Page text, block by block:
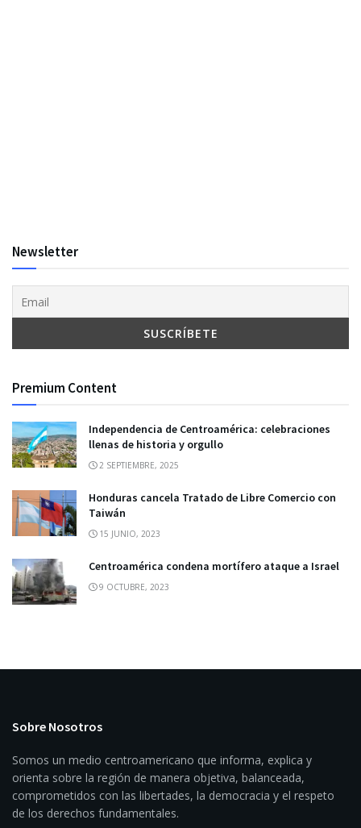
Newsletter
Premium Content
Independencia de Centroamérica: celebraciones
llenas de historia y orgullo
2 SEPTIEMBRE, 2025
Honduras cancela Tratado de Libre Comercio con
Taiwán
15 JUNIO, 2023
Centroamérica condena mortífero ataque a Israel
9 OCTUBRE, 2023
Sobre Nosotros
Somos un medio centroamericano que informa, explica y
orienta sobre la región de manera objetiva, balanceada,
comprometidos con las libertades, la democracia y el respeto
de los derechos fundamentales.